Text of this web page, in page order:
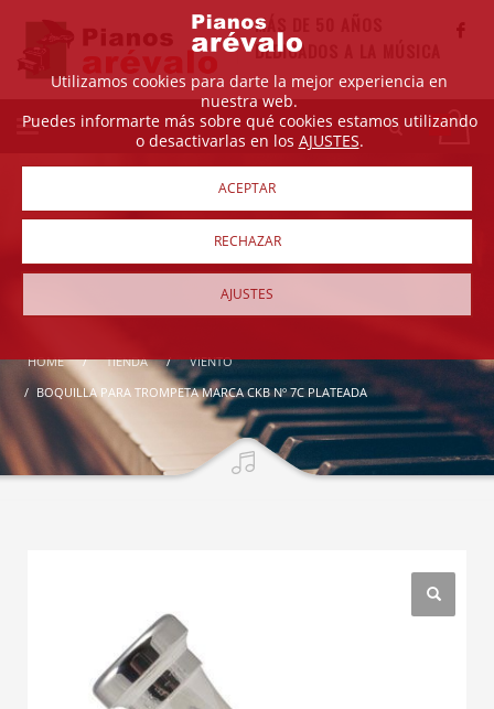
MÁS DE 50 AÑOS
DEDICADOS A LA MÚSICA
HOME TIENDA
VIENTO
BOQUILLA PARA TROMPETA MARCA CKB Nº 7C PLATEADA
Utilizamos cookies para darte la mejor experiencia en
nuestra web.
Puedes informarte más sobre qué cookies estamos utilizando
o desactivarlas en los AJUSTES.
ACEPTAR
RECHAZAR
AJUSTES